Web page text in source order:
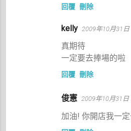
回覆 刪除
kelly 2009年10月31日
真期待
一定要去捧場的啦
回覆 刪除
俊憲 2009年10月31日
加油! 你開店我一